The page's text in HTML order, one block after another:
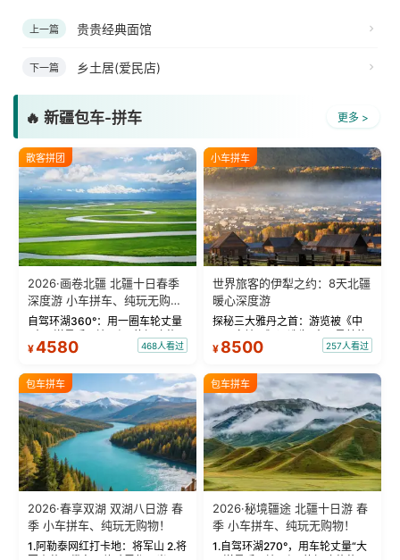
上一篇 贵贵经典面馆
下一篇 乡土居(爱民店)
🔥 新疆包车-拼车 更多 >
散客拼团
2026·画卷北疆 北疆十日春季
深度游 小车拼车、纯玩无购
物！
自驾环湖360°：用一圈车轮丈量
“大西洋最后一滴眼泪”的极致蔚
蓝。 赛湖旅拍：甄选多款风格服
绝美瞬间。 赛湖坦克300跟车视
频：专业摄影师...
¥4580 468人看过
小车拼车
世界旅客的伊犁之约：8天北疆
暖心深度游
探秘三大雅丹之首：游览被《中
国国家地理》评选为“中国最美的
三大雅丹”第一名的克拉玛依魔鬼
瓦人最大村落——禾木村，欣赏
晨雾与小木...
¥ 8500 257人看过
包车拼车
2026·春享双湖 双湖八日游 春
季 小车拼车、纯玩无购物！
1.阿勒泰网红打卡地：将军山 2.将
包车拼车
2026·秘境疆途 北疆十日游 春
季 小车拼车、纯玩无购物！
1.自驾环湖270°，用车轮丈量“大